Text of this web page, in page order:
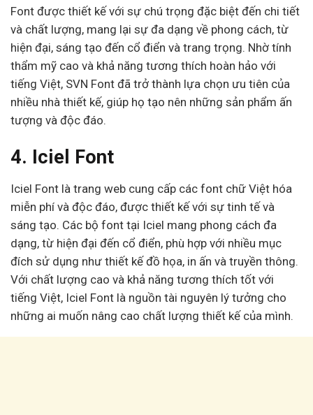
Font được thiết kế với sự chú trọng đặc biệt đến chi tiết
và chất lượng, mang lại sự đa dạng về phong cách, từ
hiện đại, sáng tạo đến cổ điển và trang trọng. Nhờ tính
thẩm mỹ cao và khả năng tương thích hoàn hảo với
tiếng Việt, SVN Font đã trở thành lựa chọn ưu tiên của
nhiều nhà thiết kế, giúp họ tạo nên những sản phẩm ấn
tượng và độc đáo.
4. Iciel Font
Iciel Font là trang web cung cấp các font chữ Việt hóa
miễn phí và độc đáo, được thiết kế với sự tinh tế và
sáng tạo. Các bộ font tại Iciel mang phong cách đa
dạng, từ hiện đại đến cổ điển, phù hợp với nhiều mục
đích sử dụng như thiết kế đồ họa, in ấn và truyền thông.
Với chất lượng cao và khả năng tương thích tốt với
tiếng Việt, Iciel Font là nguồn tài nguyên lý tưởng cho
những ai muốn nâng cao chất lượng thiết kế của mình.